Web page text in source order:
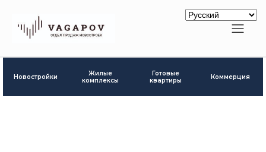
Новостройки
Жилые
комплексы
Готовые
квартиры
Коммерция